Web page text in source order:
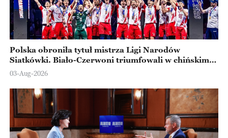
Polska obroniła tytuł mistrza Ligi Narodów
Siatkówki. Biało-Czerwoni triumfowali w chińskim
Ningbo
03-Aug-2026